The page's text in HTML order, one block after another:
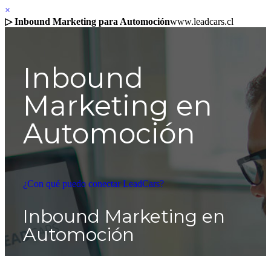
×
▷ Inbound Marketing para Automociónwww.leadcars.cl
Inbound
Marketing en
Automoción
¿Con qué puedo conectar LeadCars?
Inbound Marketing en
Automoción